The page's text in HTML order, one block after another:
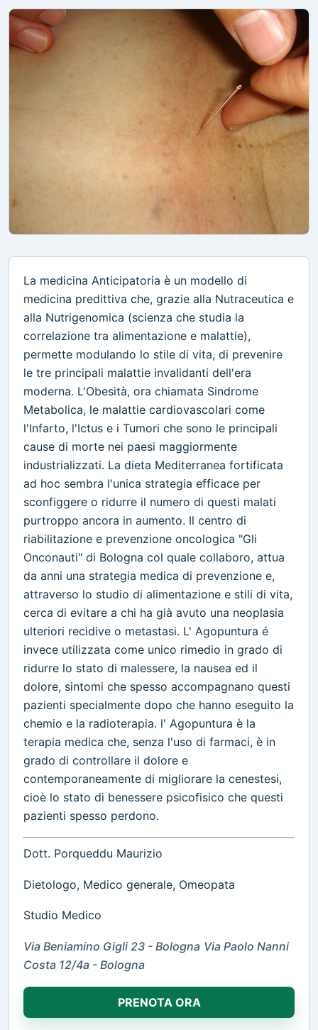
La medicina Anticipatoria è un modello di
medicina predittiva che, grazie alla Nutraceutica e
alla Nutrigenomica (scienza che studia la
correlazione tra alimentazione e malattie),
permette modulando lo stile di vita, di prevenire
le tre principali malattie invalidanti dell'era
moderna. L'Obesità, ora chiamata Sindrome
Metabolica, le malattie cardiovascolari come
l'Infarto, l'Ictus e i Tumori che sono le principali
cause di morte nei paesi maggiormente
industrializzati. La dieta Mediterranea fortificata
ad hoc sembra l'unica strategia efficace per
sconfiggere o ridurre il numero di questi malati
purtroppo ancora in aumento. Il centro di
riabilitazione e prevenzione oncologica "Gli
Onconauti" di Bologna col quale collaboro, attua
da anni una strategia medica di prevenzione e,
attraverso lo studio di alimentazione e stili di vita,
cerca di evitare a chi ha già avuto una neoplasia
ulteriori recidive o metastasi. L' Agopuntura é
invece utilizzata come unico rimedio in grado di
ridurre lo stato di malessere, la nausea ed il
dolore, sintomi che spesso accompagnano questi
pazienti specialmente dopo che hanno eseguito la
chemio e la radioterapia. l' Agopuntura è la
terapia medica che, senza l'uso di farmaci, è in
grado di controllare il dolore e
contemporaneamente di migliorare la cenestesi,
cioè lo stato di benessere psicofisico che questi
pazienti spesso perdono.
Dott. Porqueddu Maurizio
Dietologo, Medico generale, Omeopata
Studio Medico
Via Beniamino Gigli 23 - Bologna Via Paolo Nanni
Costa 12/4a - Bologna
PRENOTA ORA